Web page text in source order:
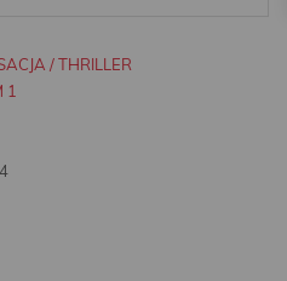
/ THRILLER
1